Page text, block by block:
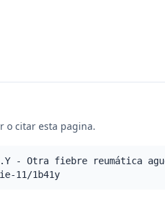
o citar esta pagina.
- Otra fiebre reumática
11/1b41y